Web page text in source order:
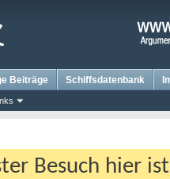
Beiträge Schiffsdatenbank
Besuch hier